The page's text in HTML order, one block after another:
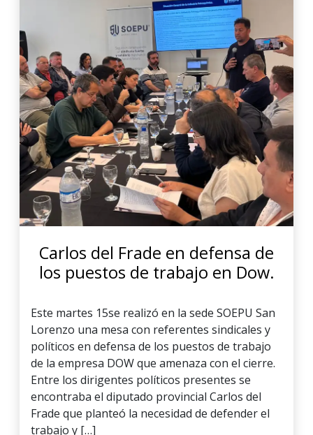
Carlos del Frade en defensa de
los puestos de trabajo en Dow.
Este martes 15se realizó en la sede SOEPU San
Lorenzo una mesa con referentes sindicales y
políticos en defensa de los puestos de trabajo
de la empresa DOW que amenaza con el cierre.
Entre los dirigentes políticos presentes se
encontraba el diputado provincial Carlos del
Frade que planteó la necesidad de defender el
trabajo y […]